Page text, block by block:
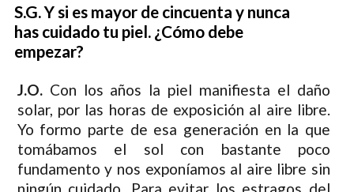
S.G. Y si es mayor de cincuenta y nunca
has cuidado tu piel. ¿Cómo debe
empezar?
J.O.Con los años la piel manifiesta el daño
solar, por las horas de exposición al aire libre.
Yo formo parte de esa generación en la que
tomábamos el sol con bastante poco
fundamento y nos exponíamos al aire libre sin